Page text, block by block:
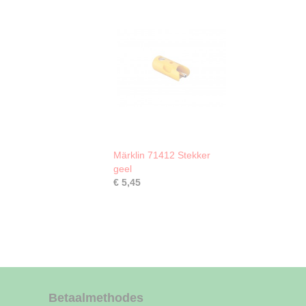
Märklin 71412 Stekker
geel
€ 5,45
Betaalmethodes